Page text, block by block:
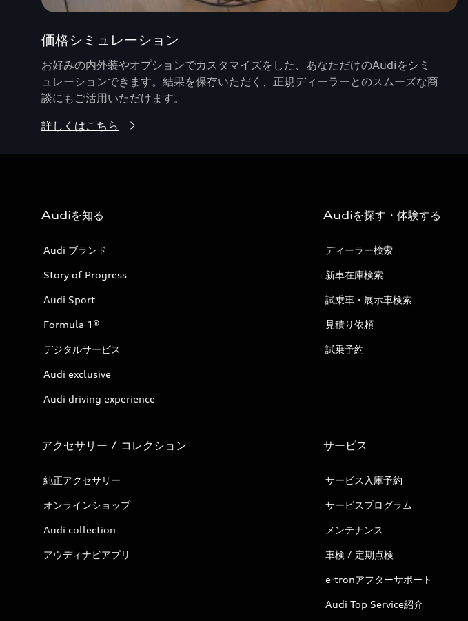
価格シミュレーション
お好みの内外装やオプションでカスタマイズをした、あなただけのAudiをシミ
ュレーションできます。結果を保存いただく、正規ディーラーとのスムーズな商
談にもご活用いただけます。
詳しくはこちら
Audiを知る
Audi ブランド
Story of Progress
Audi Sport
Formula 1®
デジタルサービス
Audi exclusive
Audi driving experience
Audiを探す・体験する
ディーラー検索
新車在庫検索
試乗車・展示車検索
見積り依頼
試乗予約
アクセサリー / コレクション
純正アクセサリー
オンラインショップ
Audi collection
アウディナビアプリ
サービス
サービス入庫予約
サービスプログラム
メンテナンス
車検 / 定期点検
e-tronアフターサポート
Audi Top Service紹介